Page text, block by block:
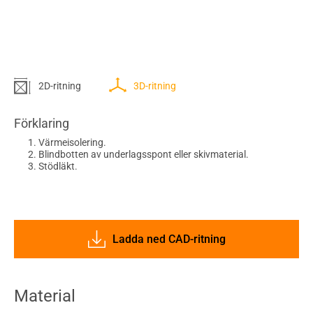
2D-ritning 3D-ritning
Förklaring
Värmeisolering.
Blindbotten av underlagsspont eller skivmaterial.
Stödläkt.
Ladda ned CAD-ritning
Material